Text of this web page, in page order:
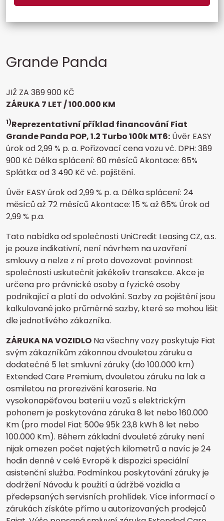
Grande Panda
JIŽ ZA 389 900 KČ
ZÁRUKA 7 LET / 100.000 KM
1)Reprezentativní příklad financování Fiat
Grande Panda POP, 1.2 Turbo 100k MT6: Úvěr EASY
úrok od 2,99 % p. a. Pořizovací cena vozu vč. DPH: 389
900 Kč Délka splácení: 60 měsíců Akontace: 65%
Splátka: od 3 490 Kč vč. pojištění.
Úvěr EASY úrok od 2,99 % p. a. Délka splácení: 24
měsíců až 72 měsíců Akontace: 15 % až 65% Úrok od
2,99 % p.a.
Tato nabídka od společnosti UniCredit Leasing CZ, a.s.
je pouze indikativní, není návrhem na uzavření
smlouvy a nelze z ní proto dovozovat povinnost
společnosti uskutečnit jakékoliv transakce. Akce je
určena pro právnické osoby a fyzické osoby
podnikající a platí do odvolání. Sazby za pojištění jsou
kalkulované jako průměrné sazby, které se mohou lišit
dle jednotlivého zákazníka.
ZÁRUKA NA VOZIDLO Na všechny vozy poskytuje Fiat
svým zákazníkům zákonnou dvouletou záruku a
dodatečné 5 let smluvní záruky (do 100.000 km)
Extended Care Premium, dvouletou záruku na lak a
osmiletou na prorezivění karoserie. Na
vysokonapěťovou baterii u vozů s elektrickým
pohonem je poskytována záruka 8 let nebo 160.000
Km (pro model Fiat 500e 95k 23,8 kWh 8 let nebo
100.000 Km). Během základní dvouleté záruky není
nijak omezen počet najetých kilometrů a navíc je 24
hodin denně v celé Evropě k dispozici speciální
asistenční služba. Podmínkou poskytování záruky je
dodržení Návodu k použití a údržbě vozidla a
předepsaných servisních prohlídek. Více informací o
zárukách získáte přímo u autorizovaných prodejců